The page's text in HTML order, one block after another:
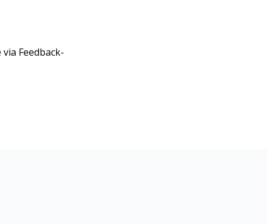
Feedback-